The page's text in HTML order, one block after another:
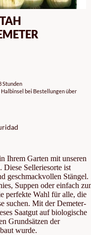
Stunden
bei Bestellungen über
Ihrem Garten mit unseren
Diese Selleriesorte ist
geschmackvollen Stängel.
Suppen oder einfach
perfekte Wahl für alle, die
suchen. Mit der Demeter-
Saatgut auf biologische
Grundsätzen der
wurde.